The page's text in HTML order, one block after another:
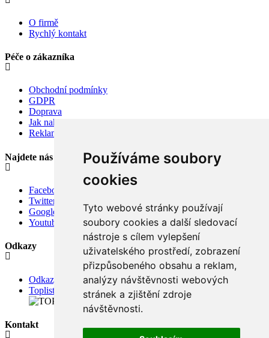
Používáme soubory
cookies
Tyto webové stránky používají
soubory cookies a další sledovací
nástroje s cílem vylepšení
uživatelského prostředí, zobrazení
přizpůsobeného obsahu a reklam,
analýzy návštěvnosti webových
stránek a zjištění zdroje
návštěvnosti.
O firmě
Rychlý kontakt
Péče o zákazníka
Obchodní podmínky
GDPR
Doprava
Jak nakupovat
Reklamace
Najdete nás
Facebook
Twitter
Google
Youtube
Odkazy
Odkazy
Toplist
Kontakt